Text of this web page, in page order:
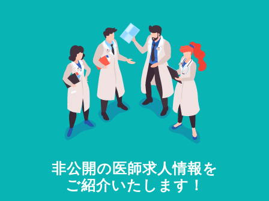
非公開の医師求人情報を
ご紹介いたします！